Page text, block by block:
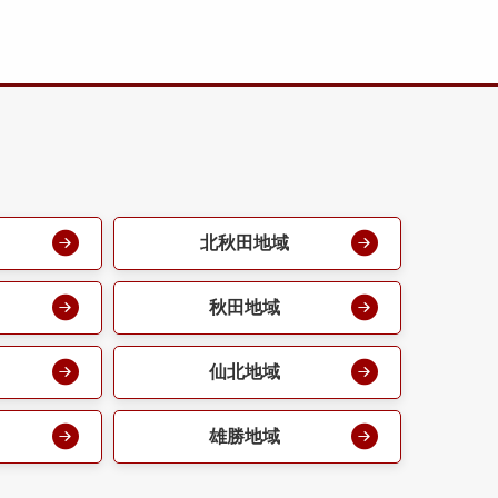
北秋田地域
秋田地域
仙北地域
雄勝地域